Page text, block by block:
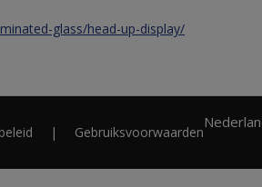
glass/head-up-display/
Gebruiksvoorwaarden